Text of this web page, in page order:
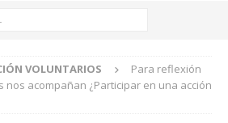
VOLUNTARIOS
Para reflexión
acompañan ¿Participar en una acción